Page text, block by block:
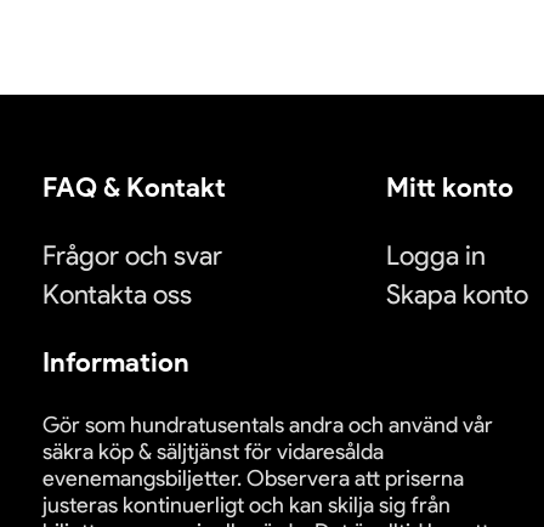
FAQ & Kontakt
Frågor och svar
Kontakta oss
Mitt konto
Logga in
Skapa konto
Information
Gör som hundratusentals andra och använd vår
säkra köp & säljtjänst för vidaresålda
evenemangsbiljetter. Observera att priserna
justeras kontinuerligt och kan skilja sig från